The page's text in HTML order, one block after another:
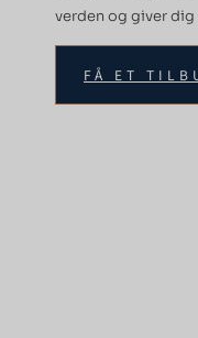
verden og giver dig
FÅ ET